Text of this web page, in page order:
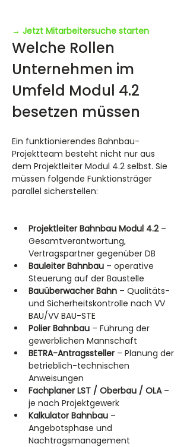
→ Jetzt Mitarbeitersuche starten
Welche Rollen
Unternehmen im
Umfeld Modul 4.2
besetzen müssen
Ein funktionierendes Bahnbau-
Projektteam besteht nicht nur aus
dem Projektleiter Modul 4.2 selbst. Sie
müssen folgende Funktionsträger
parallel sicherstellen:
Projektleiter Bahnbau Modul 4.2 –
Gesamtverantwortung,
Vertragspartner gegenüber DB
Bauleiter Bahnbau – operative
Steuerung auf der Baustelle
Bauüberwacher Bahn – Qualitäts-
und Sicherheitskontrolle nach VV
BAU/VV BAU-STE
Polier Bahnbau – Führung der
gewerblichen Mannschaft
BETRA-Antragssteller – Planung der
betrieblich-technischen
Anweisungen
Fachplaner LST / Oberbau / OLA –
je nach Projektgewerk
Kalkulator Bahnbau –
Angebotsphase und
Nachtragsmanagement